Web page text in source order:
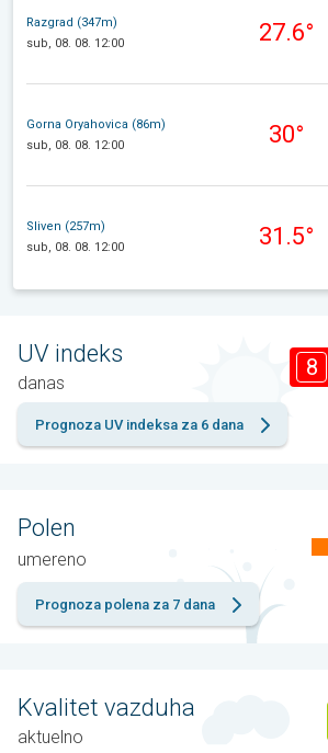
Razgrad (347m)
sub, 08. 08. 12:00
27.6°
Gorna Oryahovica (86m)
sub, 08. 08. 12:00
30°
Sliven (257m)
sub, 08. 08. 12:00
31.5°
UV indeks
danas
8
Prognoza UV indeksa za 6 dana
Polen
umereno
Prognoza polena za 7 dana
Kvalitet vazduha
aktuelno